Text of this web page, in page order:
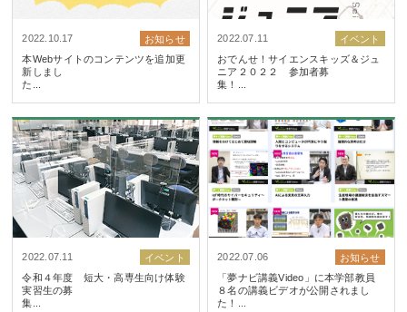
学生専用サイト
2022.10.17
お知らせ
本Webサイトのコンテンツを追加更
新しまし
た...
2022.07.11
イベント
おでんせ！サイエンスキッズ＆ジュ
ニア２０２２ 参加者募
集
2022.07.11
イベント
令和４年度 短大・高専生向け体験
実習生の募
集...
2022.07.06
お知らせ
「夢ナビ講義Video」に本学部教員
８名の講義ビデオが公開されまし
た！